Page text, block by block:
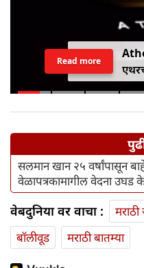
Read more
सलमान खान २५ वर्षांपासून
वेळापत्रकामागील वेदना उघड
वेबदुनिया वर वाचा :
बॉलीवूड
मराठी बातम्या